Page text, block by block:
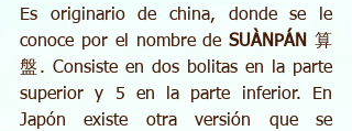
Es originario de china, donde se le
conoce por el nombre de SUÀNPÁN 算
盤. Consiste en dos bolitas en la parte
superior y 5 en la parte inferior. En
Japón existe otra versión que se